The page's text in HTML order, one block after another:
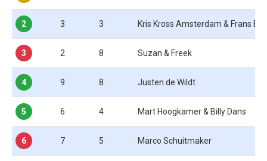
2 3 3 Kris Kross Amsterdam & Frans
3 2 8 Suzan & Freek
4 9 8 Justen de Wildt
5 6 4 Mart Hoogkamer & Billy Dans
6 7 5 Marco Schuitmaker